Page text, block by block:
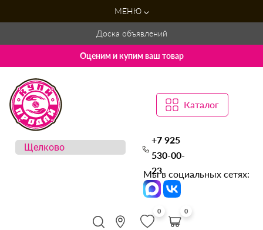
МЕНЮ
Доска объявлений
Оценим и купим ваш товар
Каталог
+7 925
530-00-
23
Мы в социальных сетях:
0 0